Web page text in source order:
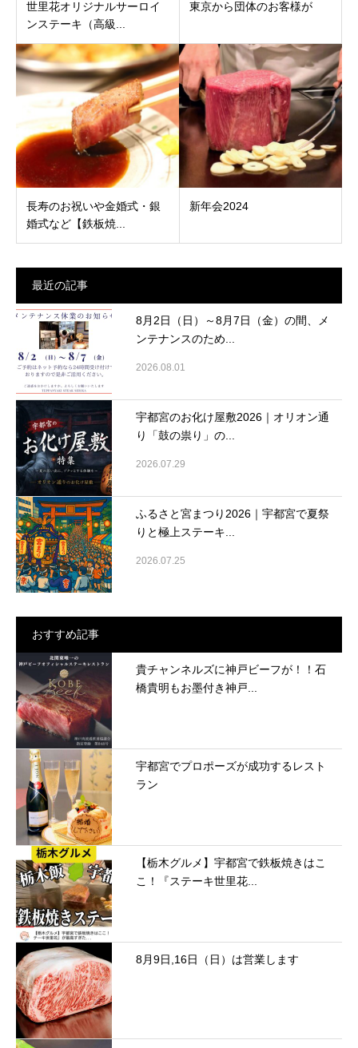
世里花オリジナルサーロイ
ンステーキ（高級...
東京から団体のお客様が
長寿のお祝いや金婚式・銀
婚式など【鉄板焼...
新年会2024
最近の記事
8月2日（日）～8月7日（金）の間、メ
ンテナンスのため...
2026.08.01
宇都宮のお化け屋敷2026｜オリオン通
り「鼓の祟り」の...
2026.07.29
ふるさと宮まつり2026｜宇都宮で夏祭
りと極上ステーキ...
2026.07.25
おすすめ記事
貴チャンネルズに神戸ビーフが！！石
橋貴明もお墨付き神戸...
宇都宮でプロポーズが成功するレスト
ラン
【栃木グルメ】宇都宮で鉄板焼きはこ
こ！『ステーキ世里花...
8月9日,16日（日）は営業します